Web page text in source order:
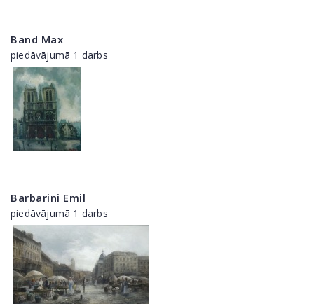
Band Max
piedāvājumā 1 darbs
Barbarini Emil
piedāvājumā 1 darbs